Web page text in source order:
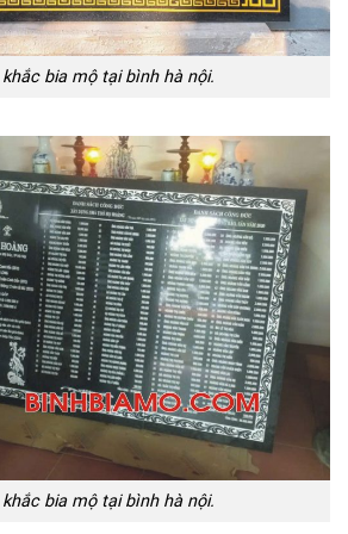
bia mộ tại bình hà nội.
bia mộ tại bình hà nội.